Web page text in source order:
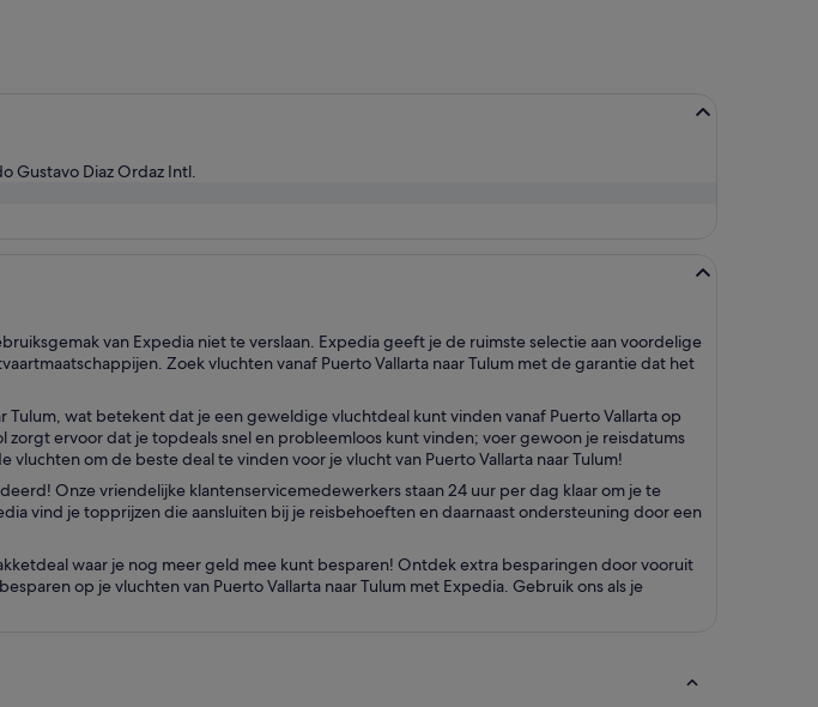
Gustavo Diaz Ordaz Intl.
van Expedia niet te verslaan. Expedia geeft je de ruimste selectie aan voordelige
Zoek vluchten vanaf Puerto Vallarta naar Tulum met de garantie dat het
wat betekent dat je een geweldige vluchtdeal kunt vinden vanaf Puerto Vallarta op
ervoor dat je topdeals snel en probleemloos kunt vinden; voer gewoon je reisdatums
om de beste deal te vinden voor je vlucht van Puerto Vallarta naar Tulum!
Onze vriendelijke klantenservicemedewerkers staan 24 uur per dag klaar om je te
vind je topprijzen die aansluiten bij je reisbehoeften en daarnaast ondersteuning door een
waar je nog meer geld mee kunt besparen! Ontdek extra besparingen door vooruit
op je vluchten van Puerto Vallarta naar Tulum met Expedia. Gebruik ons als je